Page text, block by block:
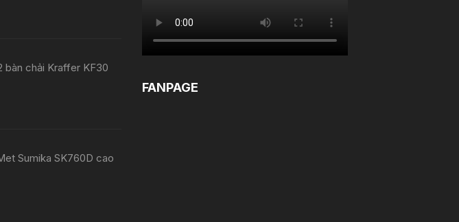
bàn chải Kraffer KF30
Sumika SK760D cao
FANPAGE